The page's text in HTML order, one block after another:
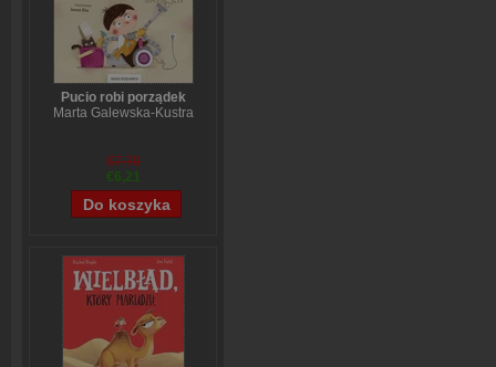
Pucio robi porządek
Marta Galewska-Kustra
€7,70
€6,21